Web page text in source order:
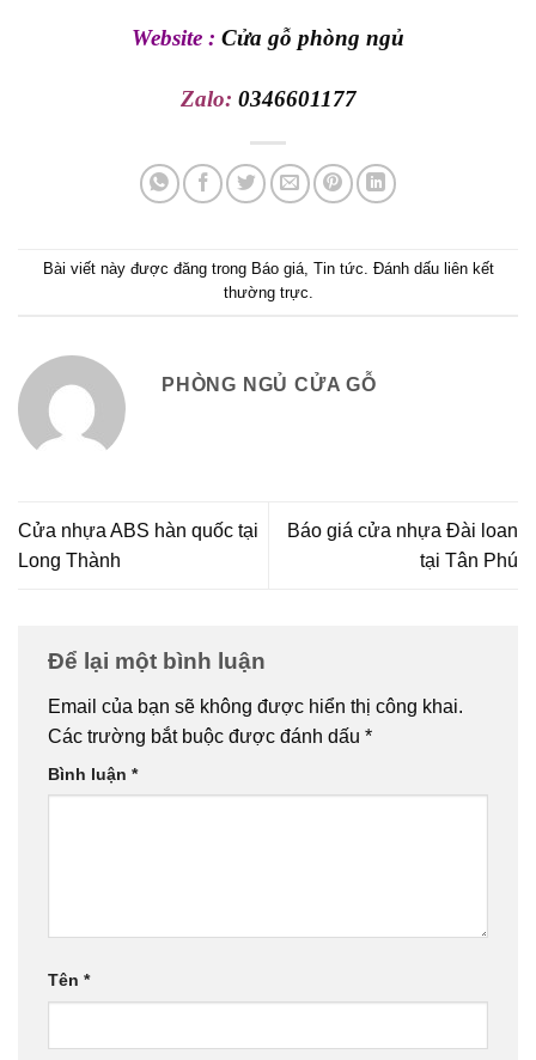
Website : Cửa gỗ phòng ngủ
Zalo: 0346601177
Bài viết này được đăng trong Báo giá, Tin tức . Đánh dấu liên kết
thường trực
PHÒNG NGỦ CỬA GỖ
Cửa nhựa ABS hàn quốc tại
Long Thành
Báo giá cửa nhựa Đài loan
tại Tân Phú
Để lại một bình luận
Email của bạn sẽ không được hiển thị công khai.
Các trường bắt buộc được đánh dấu *
Bình luận *
Tên *